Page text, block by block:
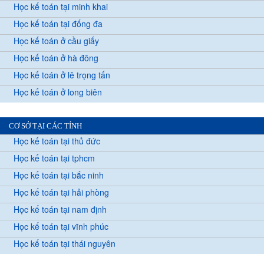
Học kế toán tại minh khai
Học kế toán tại đống đa
Học kế toán ở cầu giấy
Học kế toán ở hà đông
Học kế toán ở lê trọng tấn
Học kế toán ở long biên
CƠ SỞ TẠI CÁC TỈNH
Học kế toán tại thủ đức
Học kế toán tại tphcm
Học kế toán tại bắc ninh
Học kế toán tại hải phòng
Học kế toán tại nam định
Học kế toán tại vĩnh phúc
Học kế toán tại thái nguyên